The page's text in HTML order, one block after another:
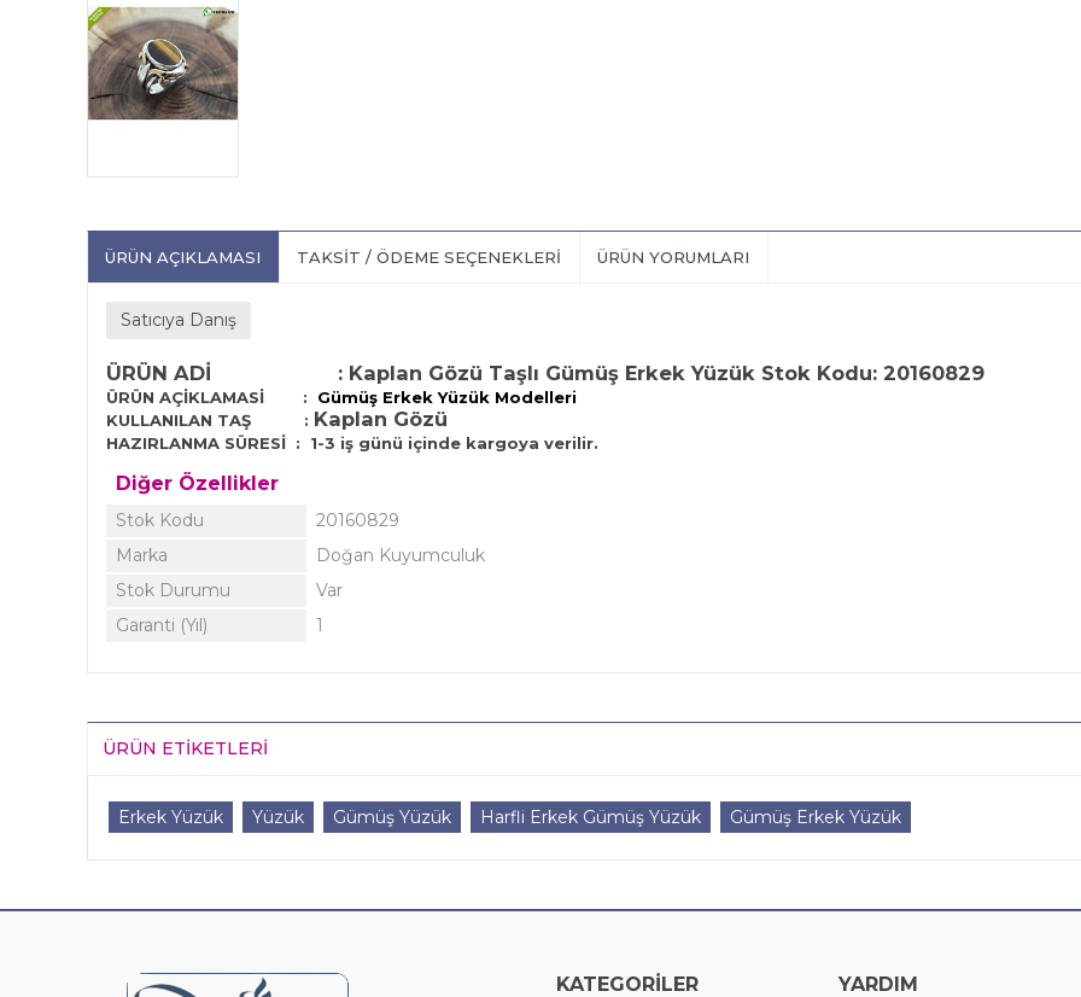
ÜRÜN AÇIKLAMASI TAKSIT / ÖDEME SEÇENEKLERI ÜRÜN YORUMLARI
Satıcıya Danış
ÜRÜN ADİ : Kaplan Gözü Taşlı Gümüş Erkek Yüzük Stok Kodu: 20160829
ÜRÜN AÇİKLAMASİ : Gümüş Erkek Yüzük Modelleri
KULLANILAN TAŞ : Kaplan Gözü
HAZIRLANMA SÜRESİ : 1-3 iş günü içinde kargoya verilir.
Diğer Özellikler
Stok Kodu
20160829
Marka
Doğan Kuyumculuk
Stok Durumu
Var
Garanti (Yıl)
1
ÜRÜN ETIKETLERI
Erkek Yüzük Yüzük Gümüş Yüzük Harfli Erkek Gümüş Yüzük Gümüş Erkek Yüzük
KATEGORİLER YARDIM